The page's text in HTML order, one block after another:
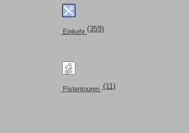
Einkehr (359)
Pistentouren (11)